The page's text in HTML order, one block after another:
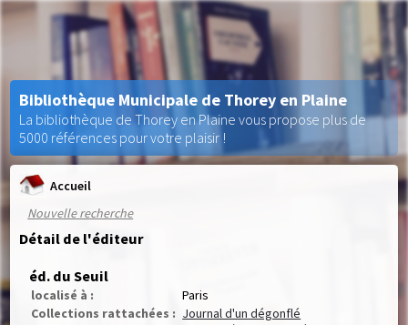
Accueil
Nouvelle recherche
Détail de l'éditeur
éd. du Seuil
localisé à :
Paris
Collections rattachées : Journal d'un dégonflé
Bibliothèque Municipale de Thorey en Plaine
La bibliothèque de Thorey en Plaine vous propose plus de
5000 références pour votre plaisir !